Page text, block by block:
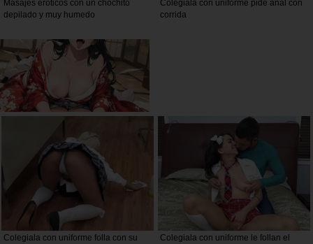
Masajes eroticos con un chochito
depilado y muy humedo
Colegiala con uniforme pide anal con
corrida
Colegiala con uniforme folla con su
Colegiala con uniforme le follan el